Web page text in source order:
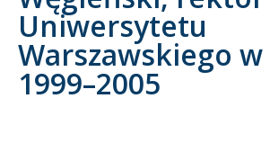
Kandydat
Absolwent
Uniwersytetu
Warszawskiego
1999–2005